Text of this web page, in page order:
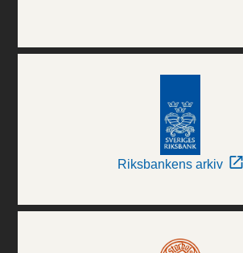
Riksbankens arkiv